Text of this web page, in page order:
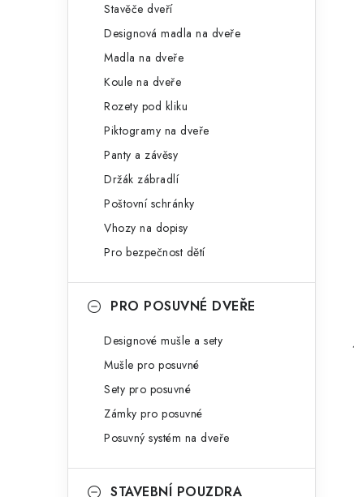
Stavěče dveří
Designová madla na dveře
Madla na dveře
Koule na dveře
Rozety pod kliku
Piktogramy na dveře
Panty a závěsy
Držák zábradlí
Poštovní schránky
Vhozy na dopisy
Pro bezpečnost dětí
PRO POSUVNÉ DVEŘE
Designové mušle a sety
Mušle pro posuvné
Sety pro posuvné
Zámky pro posuvné
Posuvný systém na dveře
STAVEBNÍ POUZDRA